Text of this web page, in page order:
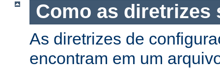
Como as diretrizes
As diretrizes de
encontram em um